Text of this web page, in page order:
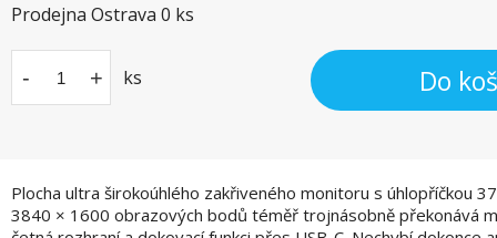
Plocha ultra širokoúhlého zakřiveného monitoru s úhlopříčkou
3840 × 1600 obrazových bodů téměř trojnásobně překonává
Prodejna Ostrava 0 ks
- + ks Do